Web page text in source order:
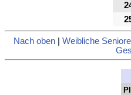
Nach oben| Weibliche